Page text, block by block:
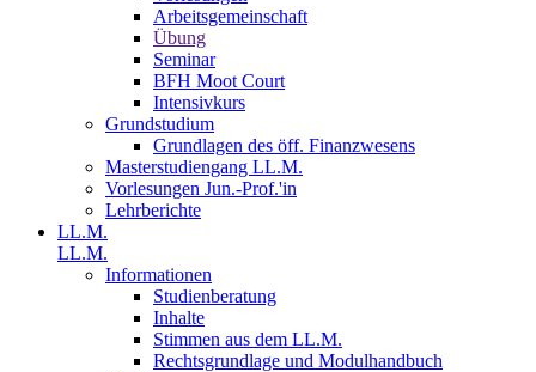
Arbeitsgemeinschaft
Übung
Seminar
BFH Moot Court
Intensivkurs
Grundstudium
Grundlagen des öff. Finanzwesens
Masterstudiengang LL.M.
Vorlesungen Jun.-Prof.'in
Lehrberichte
LL.M.
LL.M.
Informationen
Studienberatung
Inhalte
Stimmen aus dem LL.M.
Rechtsgrundlage und Modulhandbuch